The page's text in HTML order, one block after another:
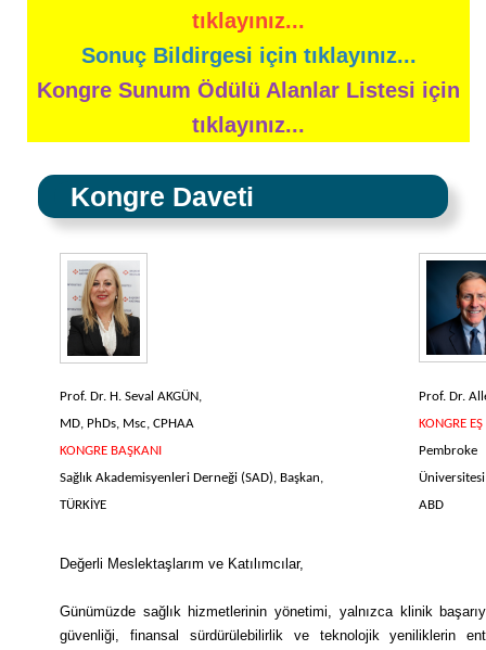
tıklayınız...
Sonuç Bildirgesi için tıklayınız...
Kongre Sunum Ödülü Alanlar Listesi için
tıklayınız...
Kongre Daveti
Prof. Dr. H. Seval AKGÜN,
MD, PhDs, Msc, CPHAA
KONGRE BAŞKANI
Sağlık Akademisyenleri Derneği (SAD), Başkan,
TÜRKİYE
Prof. Dr.
KONGRE
Pembroke
ABD
Değerli Meslektaşlarım ve Katılımcılar,
Günümüzde sağlık hizmetlerinin yönetimi, yalnızca klinik
güvenliği, finansal sürdürülebilirlik ve teknolojik yeniliklerin